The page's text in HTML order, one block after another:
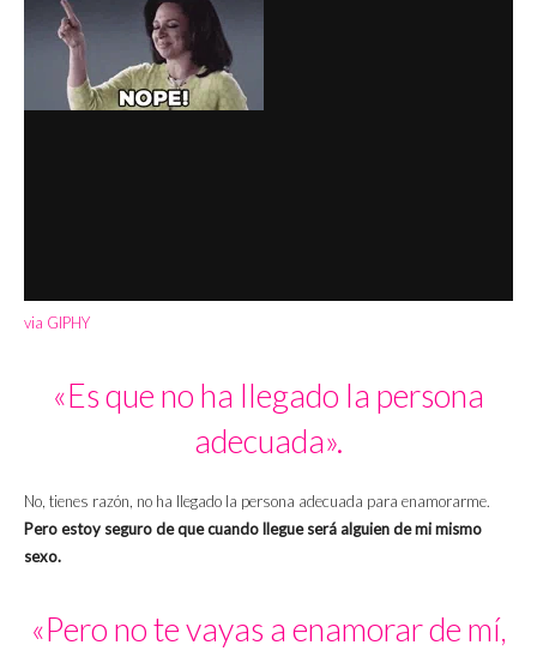
via GIPHY
«Es que no ha llegado la persona
adecuada».
No, tienes razón, no ha llegado la persona adecuada para enamorarme.
Pero estoy seguro de que cuando llegue será alguien de mi mismo
sexo.
«Pero no te vayas a enamorar de mí,